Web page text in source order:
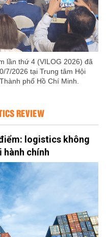
lần thứ 4 (VILOG 2026) đã
7/2026 tại Trung tâm Hội
phố Hồ Chí Minh.
REVIEW
logistics không
chính